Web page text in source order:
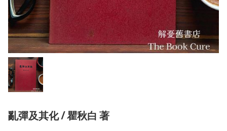
亂彈及其化 / 瞿秋白 著